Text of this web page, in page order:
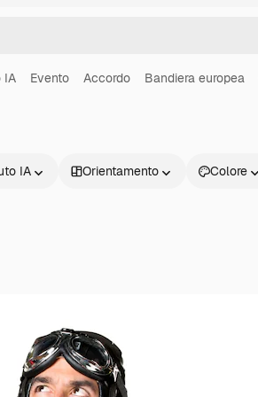
IA Evento Accordo Bandiera europea
IA Orientamento Colore
Prodotti